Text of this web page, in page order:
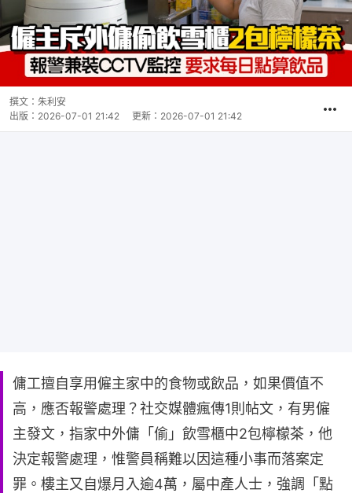
撰文： 朱利安
出版： 2026-07-01 21:42 更新： 2026-07-01 21:42
傭工擅自享用僱主家中的食物或飲品，如果價值不
高，應否報警處理？社交媒體瘋傳1則帖文，有男僱
主發文，指家中外傭「偷」飲雪櫃中2包檸檬茶，他
決定報警處理，惟警員稱難以因這種小事而落案定
罪。樓主又自爆月入逾4萬，屬中產人士，強調「點